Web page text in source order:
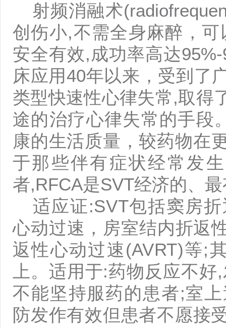
射频消融术
创伤小,不需全身麻醉，
安全有效,成功率高达
床应用40年以来，受到了
类型快速性心律失常,取得
途的治疗心律失常的手段
康的生活质量，较药物在
于那些伴有症状经常发
者,RFCA是SVT经济的、
适应证:SVT包括窦房
心动过速，房室结内折返
返性心动过速(AVRT)等;
上。适用于:药物反应不
不能坚持服药的患者;室
防发作有效但患者不愿接